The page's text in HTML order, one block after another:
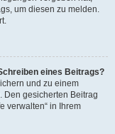
um diesen zu melden.
eines Beitrags?
und zu einem
Den gesicherten Beitrag
verwalten“ in Ihrem